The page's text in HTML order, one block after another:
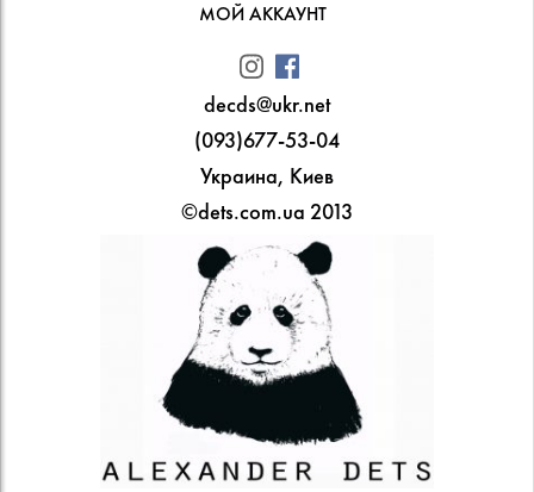
МОЙ АККАУНТ
decds@ukr.net
(093)677-53-04
Украина, Киев
©dets.com.ua 2013